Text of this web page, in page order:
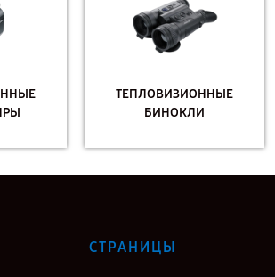
ТЕПЛОВИЗИОННЫЕ
БИНОКЛИ
СТРАНИЦЫ